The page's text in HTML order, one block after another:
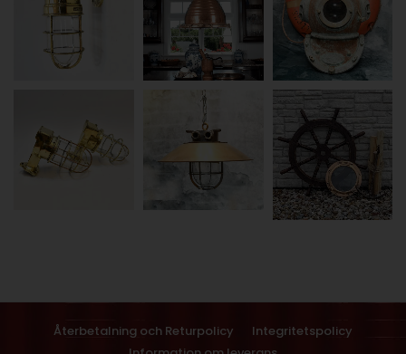
Återbetalning och Returpolicy
Integritetspolicy